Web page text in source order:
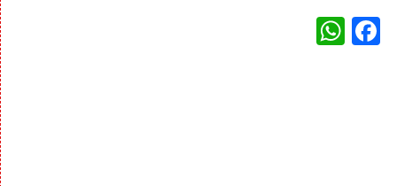
Facebook